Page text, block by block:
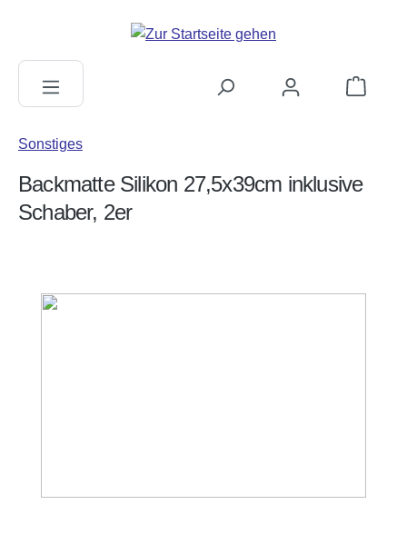
Sonstiges
Backmatte Silikon 27,5x39cm inklusive
Schaber, 2er
Bildergalerie überspringen